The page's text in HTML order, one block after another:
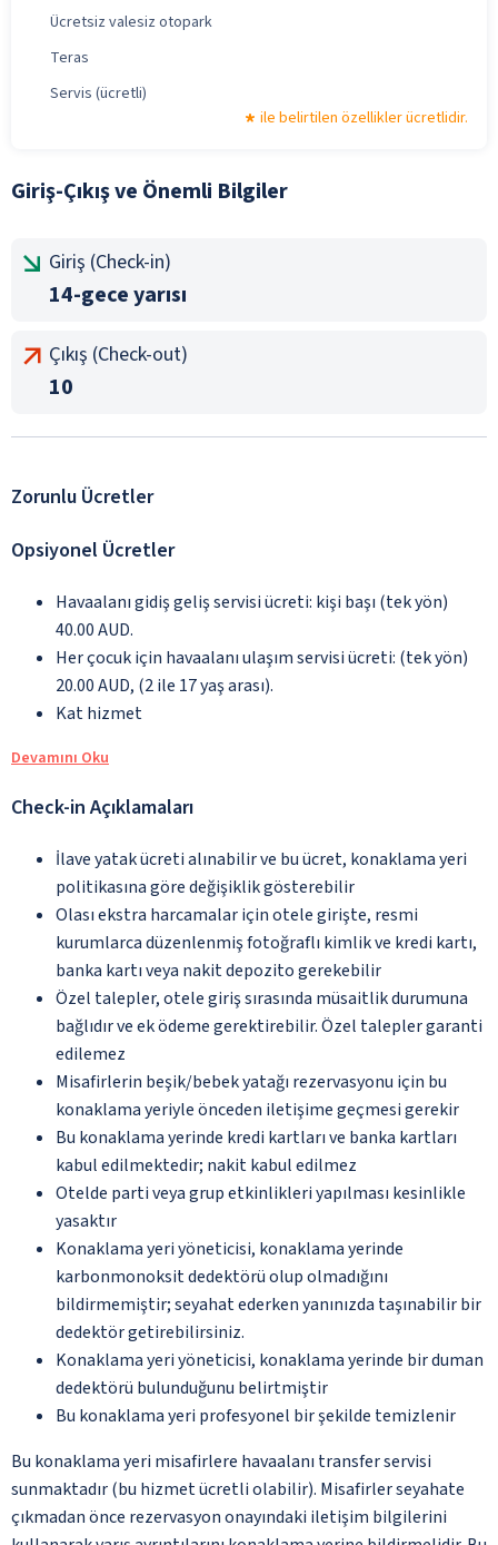
Ücretsiz valesiz otopark
Teras
Servis (ücretli)
ile belirtilen özellikler ücretlidir.
Giriş-Çıkış ve Önemli Bilgiler
Giriş (Check-in)
14-gece yarısı
Çıkış (Check-out)
10
Zorunlu Ücretler
Opsiyonel Ücretler
Havaalanı gidiş geliş servisi ücreti: kişi başı (tek yön)
40.00 AUD.
Her çocuk için havaalanı ulaşım servisi ücreti: (tek yön)
20.00 AUD, (2 ile 17 yaş arası).
Kat hizmet
Devamını Oku
Check-in Açıklamaları
İlave yatak ücreti alınabilir ve bu ücret, konaklama yeri
politikasına göre değişiklik gösterebilir
Olası ekstra harcamalar için otele girişte, resmi
kurumlarca düzenlenmiş fotoğraflı kimlik ve kredi kartı,
banka kartı veya nakit depozito gerekebilir
Özel talepler, otele giriş sırasında müsaitlik durumuna
bağlıdır ve ek ödeme gerektirebilir. Özel talepler garanti
edilemez
Misafirlerin beşik/bebek yatağı rezervasyonu için bu
konaklama yeriyle önceden iletişime geçmesi gerekir
Bu konaklama yerinde kredi kartları ve banka kartları
kabul edilmektedir; nakit kabul edilmez
Otelde parti veya grup etkinlikleri yapılması kesinlikle
yasaktır
Konaklama yeri yöneticisi, konaklama yerinde
karbonmonoksit dedektörü olup olmadığını
bildirmemiştir; seyahat ederken yanınızda taşınabilir bir
dedektör getirebilirsiniz.
Konaklama yeri yöneticisi, konaklama yerinde bir duman
dedektörü bulunduğunu belirtmiştir
Bu konaklama yeri profesyonel bir şekilde temizlenir
Bu konaklama yeri misafirlere havaalanı transfer servisi
sunmaktadır (bu hizmet ücretli olabilir). Misafirler seyahate
çıkmadan önce rezervasyon onayındaki iletişim bilgilerini